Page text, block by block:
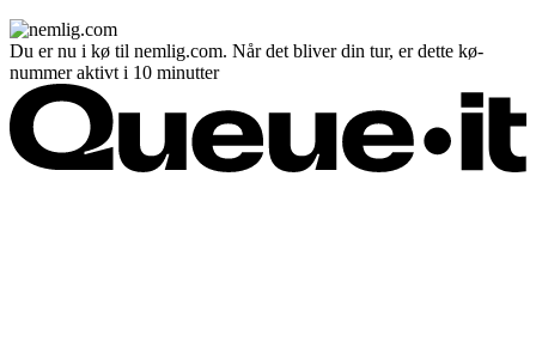
Du er nu i kø til nemlig.com. Når det bliver din tur, er dette kø-
nummer aktivt i 10 minutter